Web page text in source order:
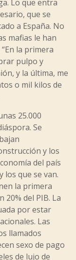
Lo que entra
que se
a España. No
mafias le han
la primera
pulpo y
y la última, me
o mil kilos de
25.000
Se
y los
del país
los que se van.
la primera
del PIB. La
por estar
Las
llamados
sexo de pago
de lujo de